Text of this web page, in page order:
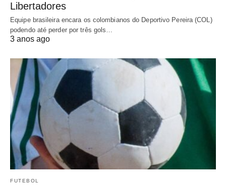
Libertadores
Equipe brasileira encara os colombianos do Deportivo Pereira (COL)
podendo até perder por três gols…
3 anos ago
FUTEBOL